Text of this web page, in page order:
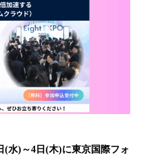
水)～4日(木)に東京国際フォ